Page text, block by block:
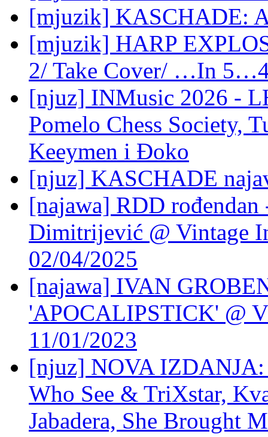
[mjuzik] KASCHADE:
[mjuzik] HARP
2/ Take Cover/ …In
[njuz] INMusic 2026 -
Pomelo Chess Society,
Keeymen i Đoko
[njuz] KASCHADE
[najawa] RDD
Dimitrijević @ Vintage
02/04/2025
[najawa] IVAN
'APOCALIPSTICK' @
11/01/2023
[njuz] NOVA
Who See & TriXstar,
Jabadera, She Brought